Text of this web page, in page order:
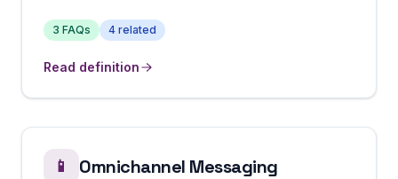
3 FAQs 4 related
Read definition
📱 Omnichannel Messaging